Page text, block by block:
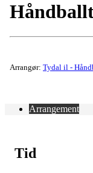
Arrangør: Tydal il -
Arrangement
Tid